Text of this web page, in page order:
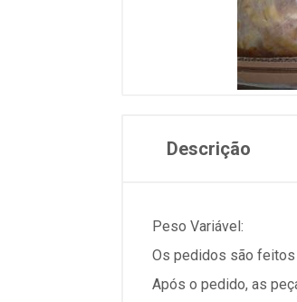
Descrição
Peso Variável:
Os pedidos são feitos
Após o pedido, as